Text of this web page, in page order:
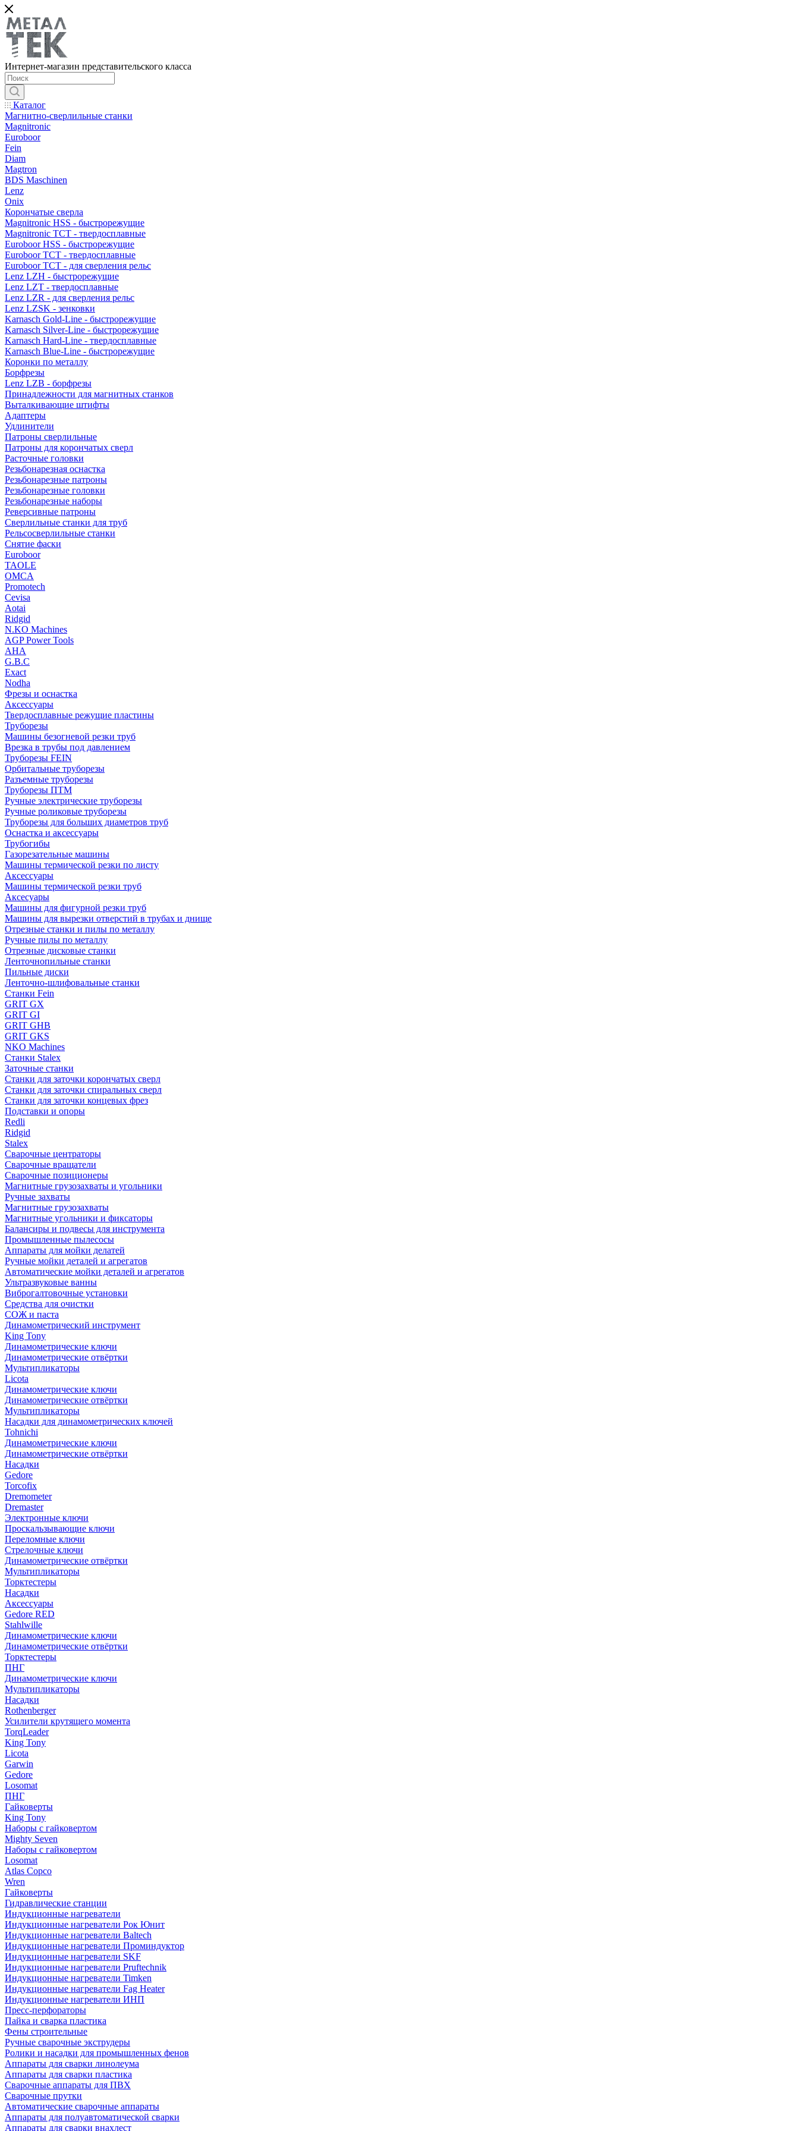
Интернет-магазин представительского класса
Каталог
Магнитно-сверлильные станки
Magnitronic
Euroboor
Fein
Diam
Magtron
BDS Maschinen
Lenz
Onix
Корончатые сверла
Magnitronic HSS - быстрорежущие
Magnitronic TCT - твердосплавные
Euroboor HSS - быстрорежущие
Euroboor TCT - твердосплавные
Euroboor TCT - для сверления рельс
Lenz LZH - быстрорежущие
Lenz LZT - твердосплавные
Lenz LZR - для сверления рельс
Lenz LZSK - зенковки
Karnasch Gold-Line - быстрорежущие
Karnasch Silver-Line - быстрорежущие
Karnasch Hard-Line - твердосплавные
Karnasch Blue-Line - быстрорежущие
Коронки по металлу
Борфрезы
Lenz LZB - борфрезы
Принадлежности для магнитных станков
Выталкивающие штифты
Адаптеры
Удлинители
Патроны сверлильные
Патроны для корончатых сверл
Расточные головки
Резьбонарезная оснастка
Резьбонарезные патроны
Резьбонарезные головки
Резьбонарезные наборы
Реверсивные патроны
Сверлильные станки для труб
Рельсосверлильные станки
Снятие фаски
Euroboor
TAOLE
OMCA
Promotech
Cevisa
Aotai
Ridgid
N.KO Machines
AGP Power Tools
AHA
G.B.C
Exact
Nodha
Фрезы и оснастка
Аксессуары
Твердосплавные режущие пластины
Труборезы
Машины безогневой резки труб
Врезка в трубы под давлением
Труборезы FEIN
Орбитальные труборезы
Разъемные труборезы
Труборезы ПТМ
Ручные электрические труборезы
Ручные роликовые труборезы
Труборезы для больших диаметров труб
Оснастка и аксессуары
Трубогибы
Газорезательные машины
Машины термической резки по листу
Аксессуары
Машины термической резки труб
Аксесуары
Машины для фигурной резки труб
Машины для вырезки отверстий в трубах и днище
Отрезные станки и пилы по металлу
Ручные пилы по металлу
Отрезные дисковые станки
Ленточнопильные станки
Пильные диски
Ленточно-шлифовальные станки
Станки Fein
GRIT GX
GRIT GI
GRIT GHB
GRIT GKS
NKO Machines
Станки Stalex
Заточные станки
Станки для заточки корончатых сверл
Станки для заточки спиральных сверл
Станки для заточки концевых фрез
Подставки и опоры
Redli
Ridgid
Stalex
Сварочные центраторы
Сварочные вращатели
Сварочные позиционеры
Магнитные грузозахваты и угольники
Ручные захваты
Магнитные грузозахваты
Магнитные угольники и фиксаторы
Балансиры и подвесы для инструмента
Промышленные пылесосы
Аппараты для мойки делатей
Ручные мойки деталей и агрегатов
Автоматические мойки деталей и агрегатов
Ультразвуковые ванны
Виброгалтовочные установки
Средства для очистки
СОЖ и паста
Динамометрический инструмент
King Tony
Динамометрические ключи
Динамометрические отвёртки
Мультипликаторы
Licota
Динамометрические ключи
Динамометрические отвёртки
Мультипликаторы
Насадки для динамометрических ключей
Tohnichi
Динамометрические ключи
Динамометрические отвёртки
Насадки
Gedore
Torcofix
Dremometer
Dremaster
Электронные ключи
Проскальзывающие ключи
Переломные ключи
Стрелочные ключи
Динамометрические отвёртки
Мультипликаторы
Торктестеры
Насадки
Аксессуары
Gedore RED
Stahlwille
Динамометрические ключи
Динамометрические отвёртки
Торктестеры
ПНГ
Динамометрические ключи
Мультипликаторы
Насадки
Rothenberger
Усилители крутящего момента
TorqLeader
King Tony
Licota
Garwin
Gedore
Losomat
ПНГ
Гайковерты
King Tony
Наборы с гайковертом
Mighty Seven
Наборы с гайковертом
Losomat
Atlas Copco
Wren
Гайковерты
Гидравлические станции
Индукционные нагреватели
Индукционные нагреватели Рок Юнит
Индукционные нагреватели Baltech
Индукционные нагреватели Проминдуктор
Индукционные нагреватели SKF
Индукционные нагреватели Pruftechnik
Индукционные нагреватели Timken
Индукционные нагреватели Fag Heater
Индукционные нагреватели ИНП
Пресс-перфораторы
Пайка и сварка пластика
Фены строительные
Ручные сварочные экструдеры
Ролики и насадки для промышленных фенов
Аппараты для сварки линолеума
Аппараты для сварки пластика
Сварочные аппараты для ПВХ
Сварочные прутки
Автоматические сварочные аппараты
Аппараты для полуавтоматической сварки
Аппараты для сварки внахлест